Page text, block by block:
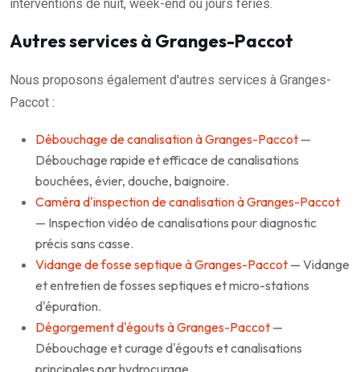
interventions de nuit, week-end ou jours fériés.
Autres services à Granges-Paccot
Nous proposons également d'autres services à Granges-
Paccot :
Débouchage de canalisation à Granges-Paccot —
Débouchage rapide et efficace de canalisations
bouchées, évier, douche, baignoire.
Caméra d'inspection de canalisation à Granges-Paccot
— Inspection vidéo de canalisations pour diagnostic
précis sans casse.
Vidange de fosse septique à Granges-Paccot — Vidange
et entretien de fosses septiques et micro-stations
d'épuration.
Dégorgement d'égouts à Granges-Paccot —
Débouchage et curage d'égouts et canalisations
principales par hydrocurage.